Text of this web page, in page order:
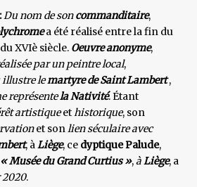
Du nom de soncommanditaire,
a été réalisé entre la fin du
XVIè siècle. Oeuvre anonyme,
par un peintre local,
illustre lemartyre de Saint Lambert,
représentela Nativité. Étant
artistiqueethistorique, son
et sonlien séculaire avec
, àLiège, ce dyptique Palude,
« Musée du Grand Curtius »,àLiège, a
2020.